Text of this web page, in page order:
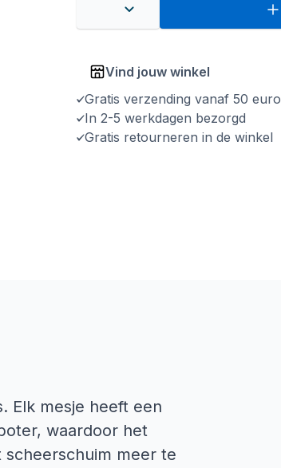
Vind jouw winkel
Gratis verzending vanaf 50 euro
In 2-5 werkdagen bezorgd
Gratis retourneren in de winkel
Elk mesje heeft een
waardoor het
meer te